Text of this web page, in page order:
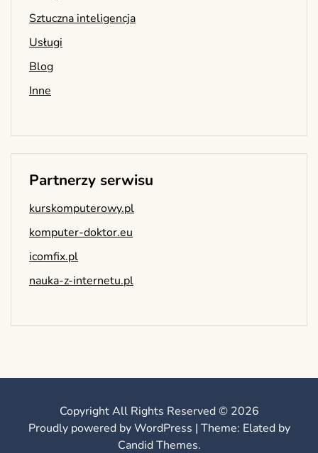
Sztuczna inteligencja
Usługi
Blog
Inne
Partnerzy serwisu
kurskomputerowy.pl
komputer-doktor.eu
icomfix.pl
nauka-z-internetu.pl
Copyright All Rights Reserved © 2026
Proudly powered by WordPress | Theme: Elated by
Candid Themes.